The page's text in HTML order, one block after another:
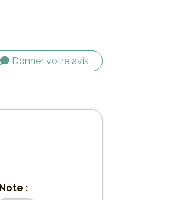
Donner votre avis
Note :